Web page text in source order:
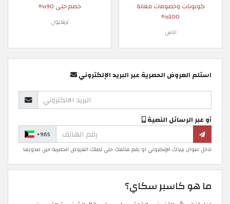
كوبونات وخصومات فعالة
100%
اناس
خصم حتى 90%
ترينديول
استلم العروض الحصرية عبر البريد الإلكتروني
أو عبر الرسائل النصية
+965
ادخل عنوان بريدك الإلكتروني او رقم هاتفك حتى تصلك العروض الحصرية حين صدورها
ما هو كاسبر سكاي؟